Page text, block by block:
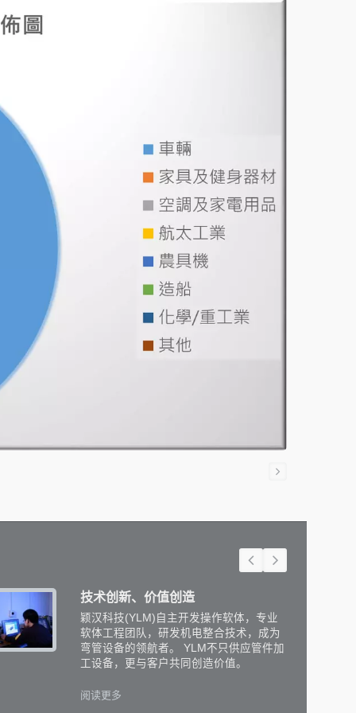
技术创新、价值创造
颖汉科技(YLM)自主开发操作软体，专业
软体工程团队，研发机电整合技术，成为
弯管设备的领航者。 YLM不只供应管件加
工设备，更与客户共同创造价值。
阅读更多